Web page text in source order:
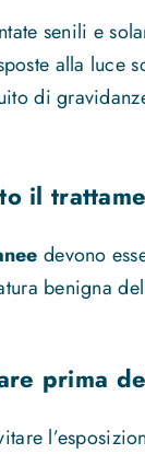
senili e
alla luce
di
il
devono
benigna
prima